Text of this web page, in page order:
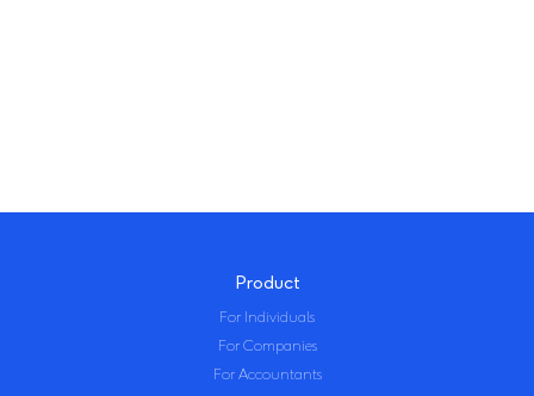
Product
For Individuals
For Companies
For Accountants